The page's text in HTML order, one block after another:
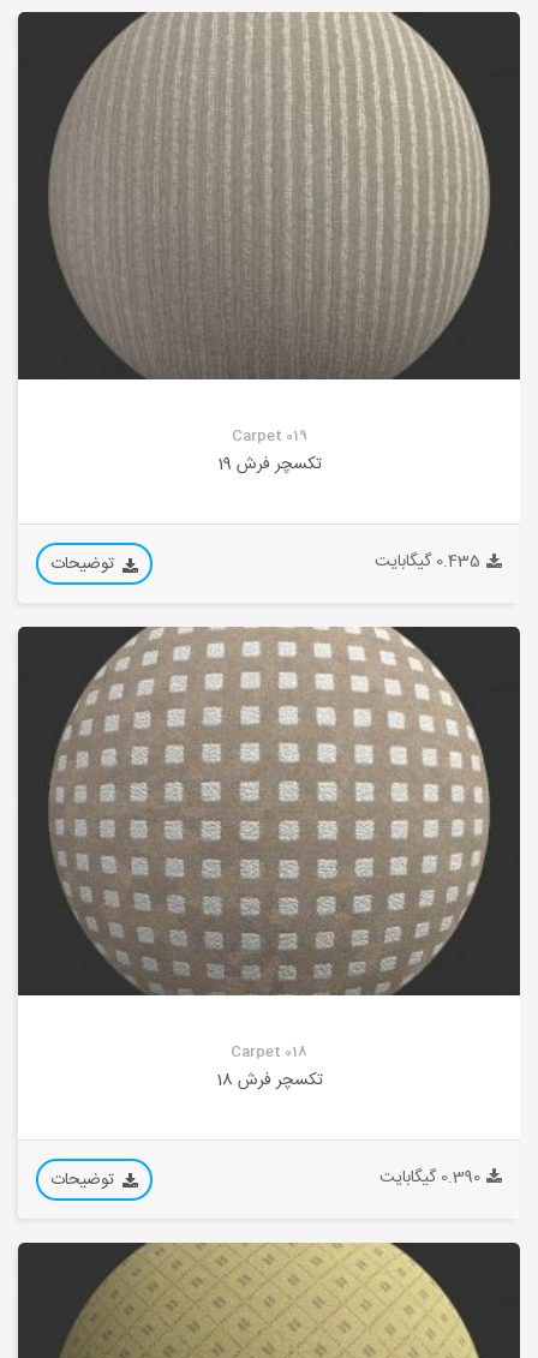
Carpet 019
تکسچر فرش 19
0.435 گیگابایت توضیحات
Carpet 018
تکسچر فرش 18
0.390 گیگابایت توضیحات